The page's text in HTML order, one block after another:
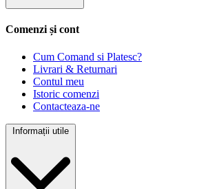
Comenzi și cont
Cum Comand si Platesc?
Livrari & Returnari
Contul meu
Istoric comenzi
Contacteaza-ne
Informații utile